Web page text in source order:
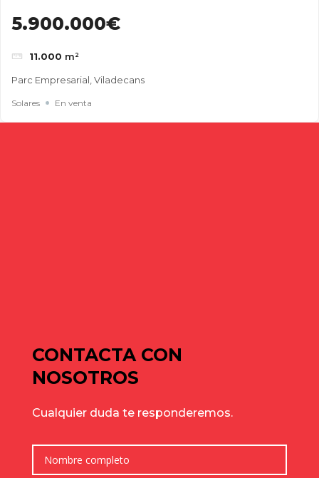
5.900.000€
11.000 m²
Parc Empresarial, Viladecans
Solares En venta
CONTACTA CON
NOSOTROS
Cualquier duda te responderemos.